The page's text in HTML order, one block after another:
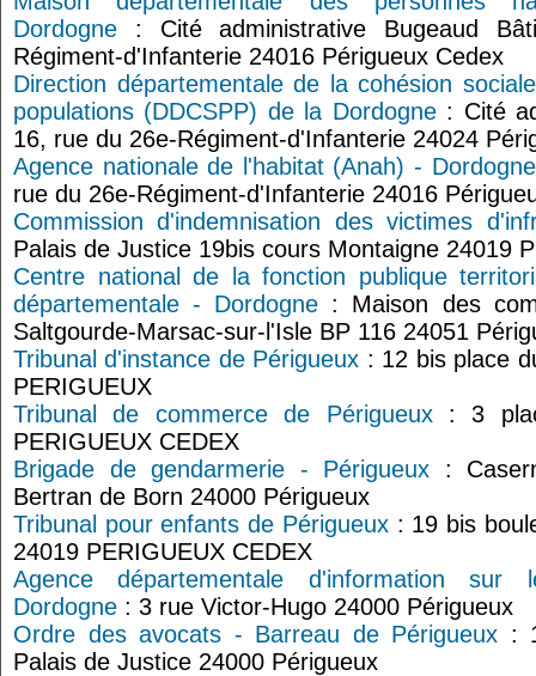
Dordogne : Cité administrative Bugeaud
Régiment-d'Infanterie 24016 Périgueux Cedex
Direction départementale de la cohésion
populations (DDCSPP) de la Dordogne: Cité
16, rue du 26e-Régiment-d'Infanterie 24024
Agence nationale de l'habitat (Anah) - Dordogne
rue du 26e-Régiment-d'Infanterie 24016
Commission d'indemnisation des victimes
Palais de Justice 19bis cours Montaigne 24019
Centre national de la fonction publique
départementale - Dordogne : Maison des
Saltgourde-Marsac-sur-l'Isle BP 116 24051
Tribunal d'instance de Périgueux : 12 bis place
PERIGUEUX
Tribunal de commerce de Périgueux: 3
PERIGUEUX CEDEX
Brigade de gendarmerie - Périgueux :
Bertran de Born 24000 Périgueux
Tribunal pour enfants de Périgueux: 19 bis
24019 PERIGUEUX CEDEX
Agence départementale d'information
Dordogne : 3 rue Victor-Hugo 24000 Périgueux
Ordre des avocats - Barreau de Périgueux :
Palais de Justice 24000 Périgueux